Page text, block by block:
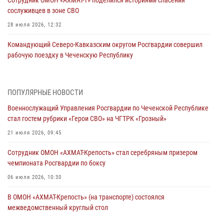
сослуживцев в зоне СВО
28 июля 2026, 12:32
Командующий Северо-Кавказским округом Росгвардии совершил
рабочую поездку в Чеченскую Республику
Военнослужащий Управления Росгвардии по Чеченской Республике
21 июля 2026, 09:45
В ДНР росгвардейцы уничтожили около 80 вражеских
19 июля 2026, 13:50
В Грозном Росгвардия обеспечила безопасность конно-спортивных
18 июля 2026, 13:46
ПОПУЛЯРНЫЕ НОВОСТИ
Военнослужащий Управления Росгвардии по Чеченской Республике
стал гостем рубрики «Герои СВО» на ЧГТРК «Грозный»
21 июля 2026, 09:45
Сотрудник ОМОН «АХМАТ-Крепость» стал серебряным призером
чемпионата Росгвардии по боксу
06 июля 2026, 10:30
В ОМОН «АХМАТ-Крепость» (на транспорте) состоялся
межведомственный круглый стол